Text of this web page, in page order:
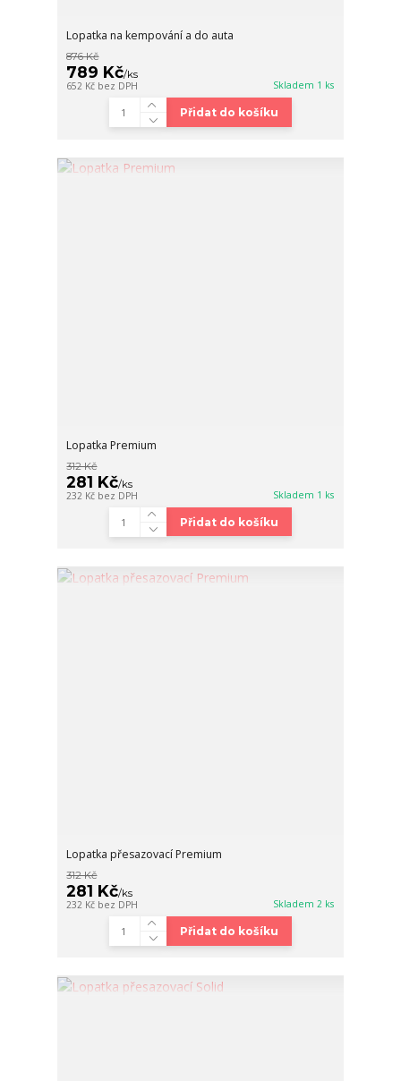
Lopatka na kempování a do auta
876 Kč
789 Kč/ks
652 Kč bez DPH Skladem 1 ks
Přidat do košíku
Lopatka Premium
312 Kč
281 Kč/ks
232 Kč bez DPH Skladem 1 ks
Přidat do košíku
Lopatka přesazovací Premium
312 Kč
281 Kč/ks
232 Kč bez DPH Skladem 2 ks
Přidat do košíku